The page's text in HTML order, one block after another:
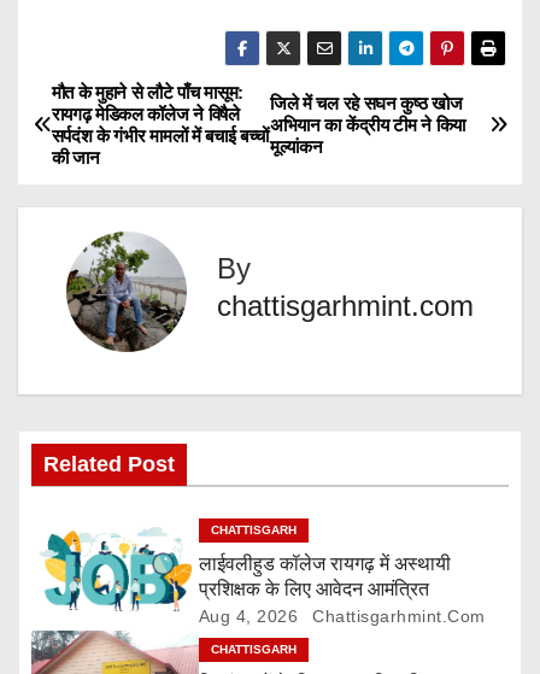
d
i
n
P
o
s
a
i
जिले में चल रहे सघन कुष्ठ खोज
अभियान का केंद्रीय टीम ने किया
मूल्यांकन
मौत के मुहाने से लौटे पाँच मासूम:
रायगढ़ मेडिकल कॉलेज ने विषैले
सर्पदंश के गंभीर मामलों में बचाई बच्चों
की जान
By
chattisgarhmint.com
Related Post
CHATTISGARH
लाईवलीहुड कॉलेज रायगढ़ में अस्थायी
प्रशिक्षक के लिए आवेदन आमंत्रित
Aug 4, 2026 Chattisgarhmint.com
CHATTISGARH